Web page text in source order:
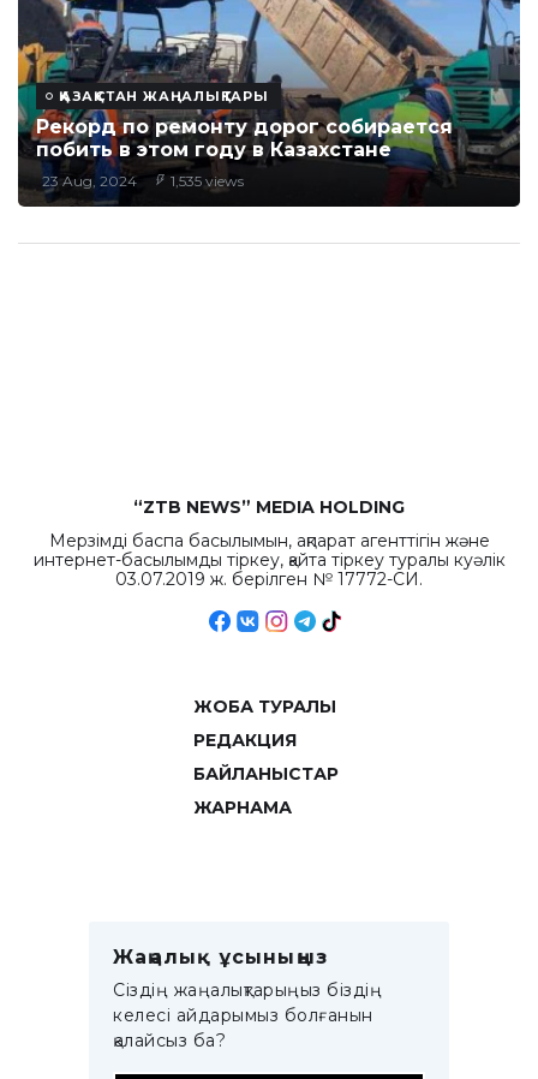
ҚАЗАҚСТАН ЖАҢАЛЫҚТАРЫ
Рекорд по ремонту дорог собирается
побить в этом году в Казахстане
23 Aug, 2024 1,535 views
“ZTB NEWS” MEDIA HOLDING
Мерзімді баспа басылымын, ақпарат агенттігін және
интернет-басылымды тіркеу, қайта тіркеу туралы куәлік
03.07.2019 ж. берілген № 17772-СИ.
ЖОБА ТУРАЛЫ
РЕДАКЦИЯ
БАЙЛАНЫСТАР
ЖАРНАМА
Жаңалық ұсыныңыз
Сіздің жаңалықтарыңыз біздің
келесі айдарымыз болғанын
қалайсыз ба?